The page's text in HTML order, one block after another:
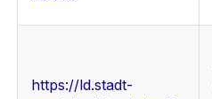
https://ld.stadt-